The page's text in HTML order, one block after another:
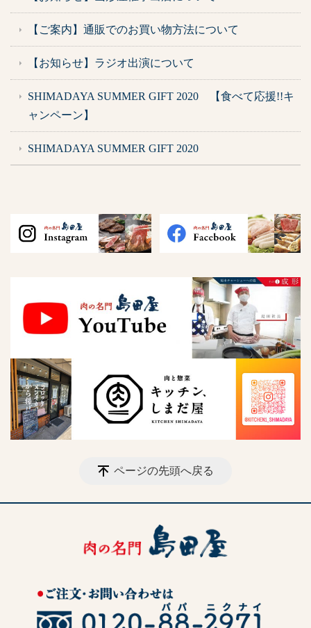
【ご案内】通販でのお買い物方法について
【お知らせ】ラジオ出演について
SHIMADAYA SUMMER GIFT 2020 【食べて応援!!キ
ャンペーン】
SHIMADAYA SUMMER GIFT 2020
ページの先頭へ戻る